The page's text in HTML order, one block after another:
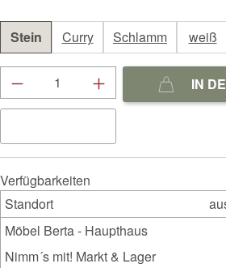
Stein Curry Schlamm weiß
Produkt Anzahl: Gib denIN
Verfügbarkeiten
Standort
Möbel Berta - Haupthaus
Nimm´s mit! Markt & Lager